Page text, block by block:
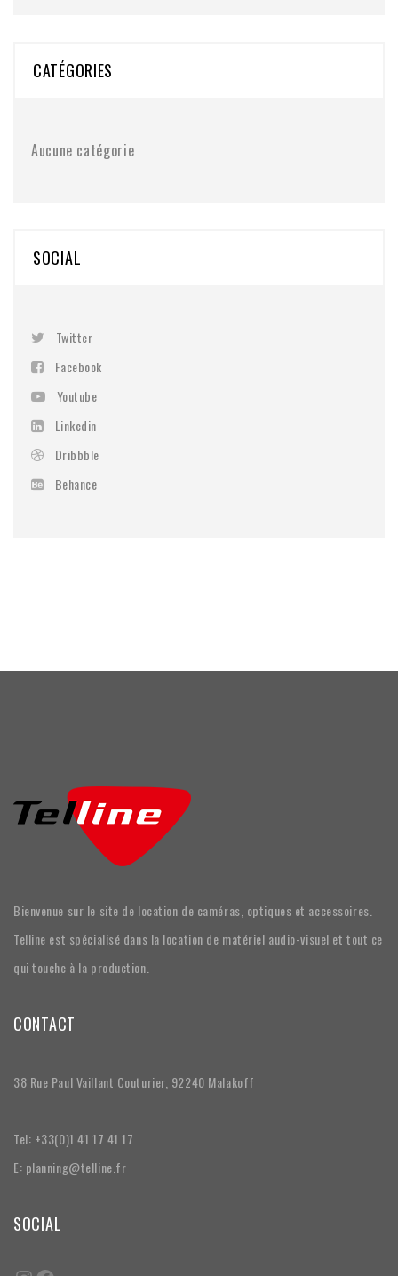
CATÉGORIES
Aucune catégorie
SOCIAL
Twitter
Facebook
Youtube
Linkedin
Dribbble
Behance
Bienvenue sur le site de location de caméras, optiques et accessoires.
Telline est spécialisé dans la location de matériel audio-visuel et tout ce
qui touche à la production.
CONTACT
38 Rue Paul Vaillant Couturier, 92240 Malakoff
Tel: +33(0)1 41 17 41 17
E: planning@telline.fr
SOCIAL